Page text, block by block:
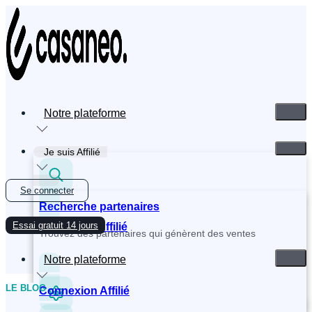
Skip
to
content
Notre plateforme
Recherche partenaires
Trouvez des partenaires qui génèrent des ventes
Je suis Affilié
Inscription Affilié
Connexion Affilié
Se connecter
Essai gratuit 14 jours
Notre plateforme
LE BLOG